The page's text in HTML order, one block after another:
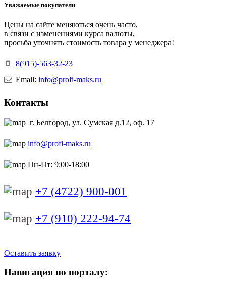
Уважаемые покупатели
Цены на сайте меняються очень часто,
в связи с изменениями курса валюты,
просьба уточнять стоимость товара у менеджера!
8(915)-563-32-23
Email: info@profi-maks.ru
Контакты
г. Белгород, ул. Сумская д.12, оф. 17
info@profi-maks.ru
Пн-Пт: 9:00-18:00
+7 (4722) 900-001
+7 (910) 222-94-74
Оставить заявку
Навигация по порталу: